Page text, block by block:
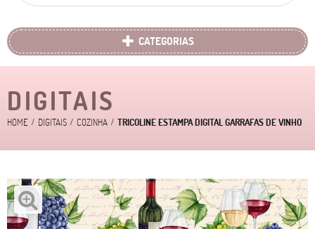
CATEGORIAS
DIGITAIS
HOME DIGITAIS COZINHA TRICOLINE ESTAMPA DIGITAL GARRAFAS DE VINHO